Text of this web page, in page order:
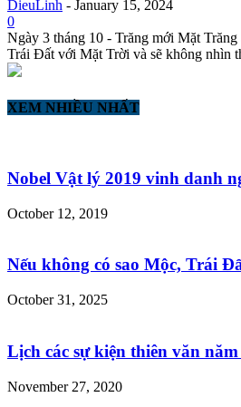
DieuLinh - January 15, 2024
0
Ngày 3 tháng 10 - Trăng mới Mặt Trăng
Trái Đất với Mặt Trời và sẽ không nhìn
XEM NHIỀU NHẤT
Nobel Vật lý 2019 vinh danh
October 12, 2019
Nếu không có sao Mộc, Trái
October 31, 2025
Lịch các sự kiện thiên văn năm
November 27, 2020